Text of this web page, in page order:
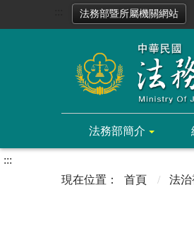
法務部暨所屬機關網站
法務部簡介
:::
首頁
法治